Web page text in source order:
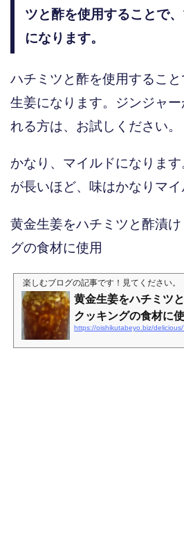
ツと酢を使用することで
になります。
ハチミツと酢を使用するこ
生姜になります。ジンジャ
れる方は、お試しください。
かなり、マイルドになりま
が長いほど、味はかなりマイ
黄金生姜をハチミツと酢漬
グの食材に使用
楽しむブログの記事です！見てください。
黄金生姜をハチミツ
クッキングの食材に